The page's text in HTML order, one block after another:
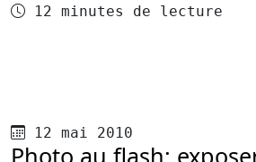
Temps de lecture
12 minutes de lecture
Publié le
12 mai 2010
Photo au flash: